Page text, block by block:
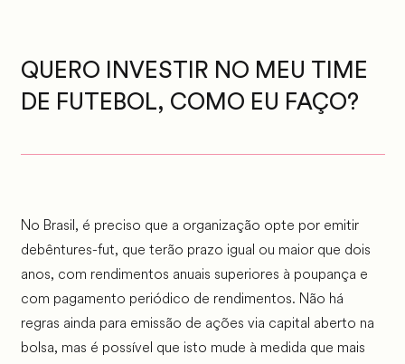
QUERO INVESTIR NO MEU TIME
DE FUTEBOL, COMO EU FAÇO?
No Brasil, é preciso que a organização opte por emitir
debêntures-fut, que terão prazo igual ou maior que dois
anos, com rendimentos anuais superiores à poupança e
com pagamento periódico de rendimentos. Não há
regras ainda para emissão de ações via capital aberto na
bolsa, mas é possível que isto mude à medida que mais